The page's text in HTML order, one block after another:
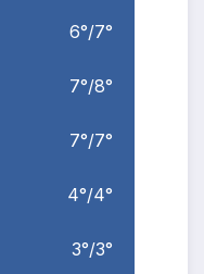
6°/7°
7°/8°
7°/7°
4°/4°
3°/3°